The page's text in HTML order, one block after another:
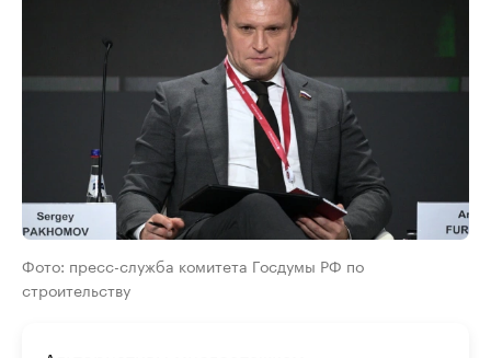
Фото: пресс-служба комитета Госдумы РФ по
строительству